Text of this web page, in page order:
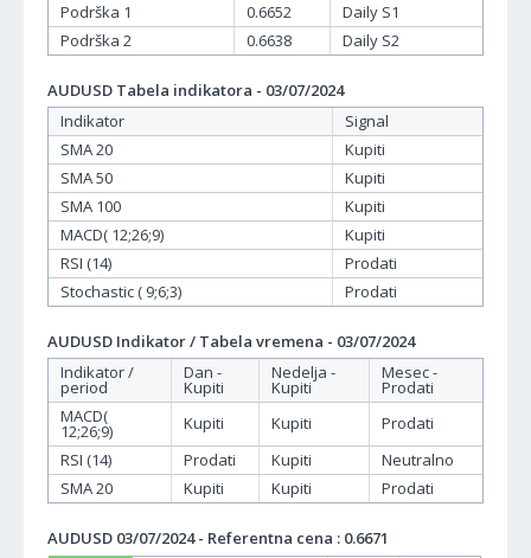
Podrška 1
0.6652
Daily S1
Podrška 2
0.6638 Daily S2
AUDUSD Tabela indikatora - 03/07/2024
Indikator
Signal
SMA 20
Kupiti
SMA 50
Kupiti
SMA 100
Kupiti
MACD( 12;26;9)
Kupiti
RSI (14)
Prodati
Stochastic ( 9;6;3)
Prodati
AUDUSD Indikator / Tabela vremena - 03/07/2024
Indikator /
period
Dan -
Kupiti
Nedelja -
Kupiti
Mesec -
Prodati
MACD(
12;26;9) Kupiti Kupiti
Prodati
RSI (14)
Prodati Kupiti
Neutralno
SMA 20
Kupiti Kupiti Prodati
AUDUSD 03/07/2024 - Referentna cena : 0.6671